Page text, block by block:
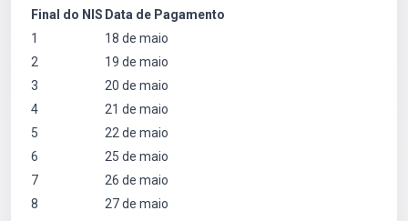
Final do NIS Data de Pagamento
1
18 de maio
2
19 de maio
3
20 de maio
4
21 de maio
5
22 de maio
6
25 de maio
7
26 de maio
8
27 de maio